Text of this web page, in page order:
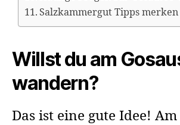
Salzkammergut Tipps merken
Willst du am
wandern?
Das ist eine gute Idee! Am